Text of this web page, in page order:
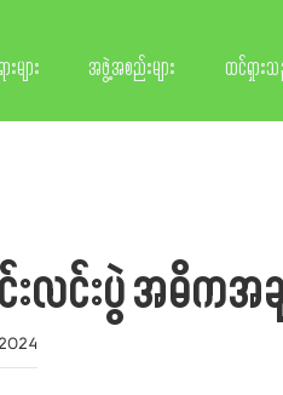
းများ အဖွဲ့အစည်းများ ထင်ရှားသ
းလင်းပွဲ အဓိကအခ